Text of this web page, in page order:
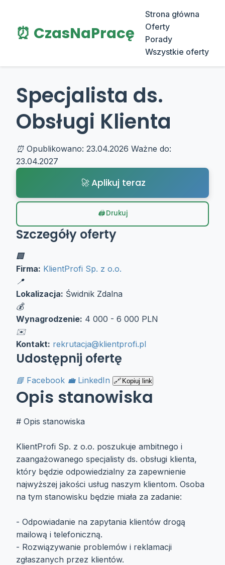
⏰ CzasNaPracę
Strona główna
Oferty
Porady
Wszystkie oferty
Specjalista ds.
Obsługi Klienta
Opublikowano: 23.04.2026 Ważne do:
23.04.2027
Aplikuj teraz
Drukuj
Szczegóły oferty
Firma: KlientProfi Sp. z o.o.
Lokalizacja: Świdnik Zdalna
Wynagrodzenie: 4 000 - 6 000 PLN
Kontakt: rekrutacja@klientprofi.pl
Udostępnij ofertę
Facebook LinkedIn Kopiuj link
Opis stanowiska
# Opis stanowiska
KlientProfi Sp. z o.o. poszukuje ambitnego i
zaangażowanego specjalisty ds. obsługi klienta,
który będzie odpowiedzialny za zapewnienie
najwyższej jakości usług naszym klientom. Osoba
na tym stanowisku będzie miała za zadanie:
- Odpowiadanie na zapytania klientów drogą
mailową i telefoniczną.
- Rozwiązywanie problemów i reklamacji
zgłaszanych przez klientów.